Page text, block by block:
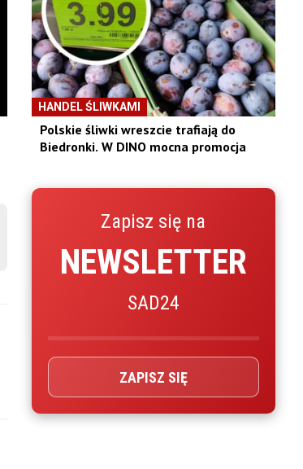
HANDEL ŚLIWKAMI
Polskie śliwki wreszcie trafiają do
Biedronki. W DINO mocna promocja
Zapisz się na
NEWSLETTER
SAD24
ZAPISZ SIĘ